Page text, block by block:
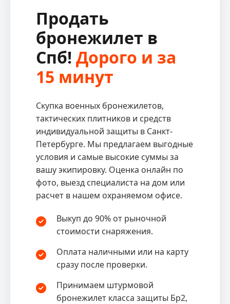
Продать
бронежилет в
Спб! Дорого и за
15 минут
Скупка военных бронежилетов,
тактических плитников и средств
индивидуальной защиты в Санкт-
Петербурге. Мы предлагаем выгодные
условия и самые высокие суммы за
вашу экипировку. Оценка онлайн по
фото, выезд специалиста на дом или
расчет в нашем охраняемом офисе.
Выкуп до 90% от рыночной
стоимости снаряжения.
Оплата наличными или на карту
сразу после проверки.
Принимаем штурмовой
бронежилет класса защиты Бр2,